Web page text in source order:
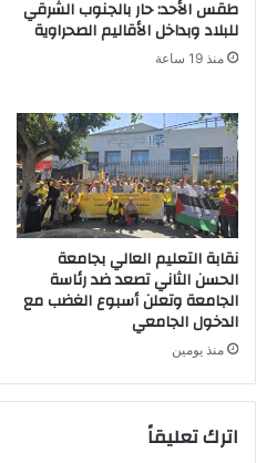
طقس الأحد: حار بالجنوب الشرقي
للبلاد وبداخل الأقاليم الصحراوية
منذ 19 ساعة
نقابة التعليم العالي بجامعة
الحسن الثاني تصعد ضد رئاسة
الجامعة وتعلن أسبوع الغضب مع
الدخول الجامعي
منذ يومين
اترك تعليقاً